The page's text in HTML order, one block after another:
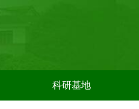
科研基地